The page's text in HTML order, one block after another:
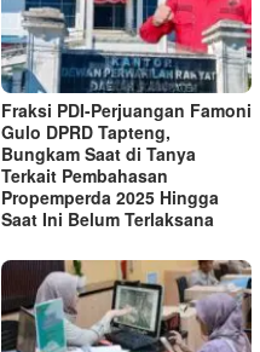
Fraksi PDI-Perjuangan Famoni
Gulo DPRD Tapteng,
Bungkam Saat di Tanya
Terkait Pembahasan
Propemperda 2025 Hingga
Saat Ini Belum Terlaksana